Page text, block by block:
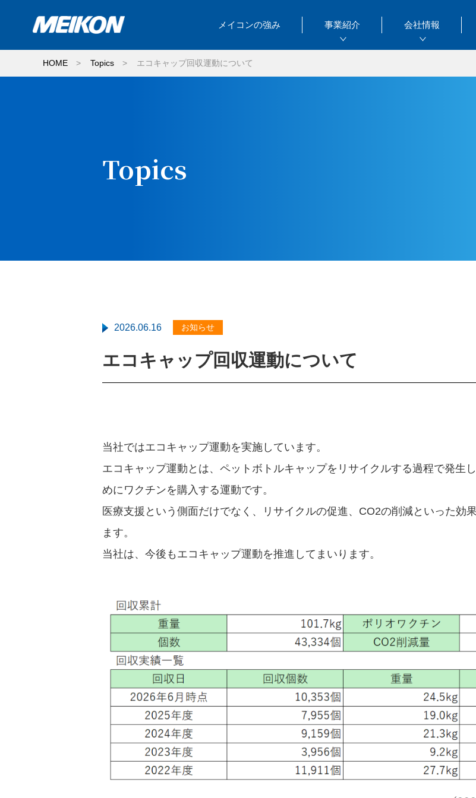
メイコンの強み 事業紹介 会社情報
HOME > Topics > エコキャップ回収運動について
Topics
2026.06.16 お知らせ
エコキャップ回収運動について
当社ではエコキャップ運動を実施しています。
エコキャップ運動とは、ペットボトルキャップをリサイクルする過程で発生
めにワクチンを購入する運動です。
医療支援という側面だけでなく、リサイクルの促進、CO2の削減といった効
ます。
当社は、今後もエコキャップ運動を推進してまいります。